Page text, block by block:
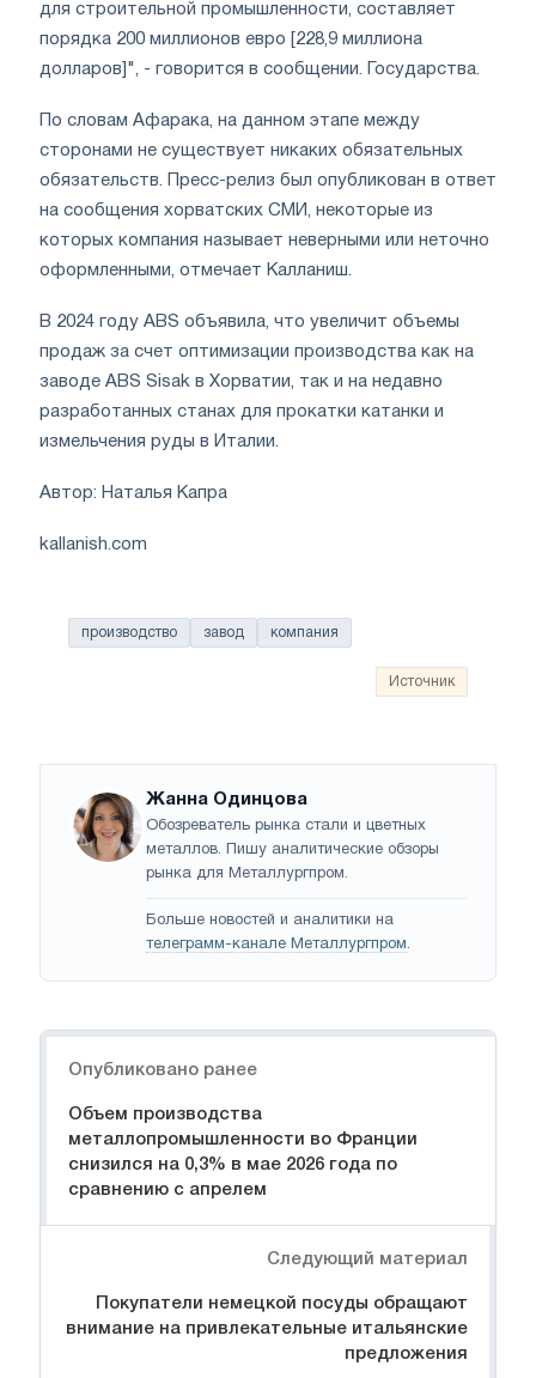
для строительной промышленности, составляет
порядка 200 миллионов евро [228,9 миллиона
долларов]", - говорится в сообщении. Государства.
По словам Афарака, на данном этапе между
сторонами не существует никаких обязательных
обязательств. Пресс-релиз был опубликован в ответ
на сообщения хорватских СМИ, некоторые из
которых компания называет неверными или неточно
оформленными, отмечает Калланиш.
В 2024 году ABS объявила, что увеличит объемы
продаж за счет оптимизации производства как на
заводе ABS Sisak в Хорватии, так и на недавно
разработанных станах для прокатки катанки и
измельчения руды в Италии.
Автор: Наталья Капра
kallanish.com
производство завод компания
Источник
Жанна Одинцова
Обозреватель рынка стали и цветных
металлов. Пишу аналитические обзоры
рынка для Металлургпром.
Больше новостей и аналитики на
телеграмм-канале Металлургпром.
Опубликовано ранее
Объем производства
металлопромышленности во Франции
снизился на 0,3% в мае 2026 года по
сравнению с апрелем
Следующий материал
Покупатели немецкой посуды обращают
внимание на привлекательные итальянские
предложения